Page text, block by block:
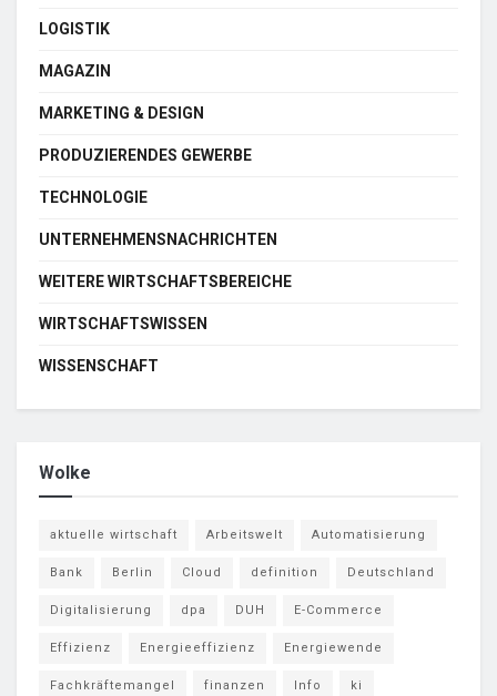
LOGISTIK
MAGAZIN
MARKETING & DESIGN
PRODUZIERENDES GEWERBE
TECHNOLOGIE
UNTERNEHMENSNACHRICHTEN
WEITERE WIRTSCHAFTSBEREICHE
WIRTSCHAFTSWISSEN
WISSENSCHAFT
Wolke
aktuelle wirtschaft Arbeitswelt Automatisierung
Bank Berlin Cloud definition Deutschland
Digitalisierung dpa DUH E-Commerce
Effizienz Energieeffizienz Energiewende
Fachkräftemangel finanzen Info ki